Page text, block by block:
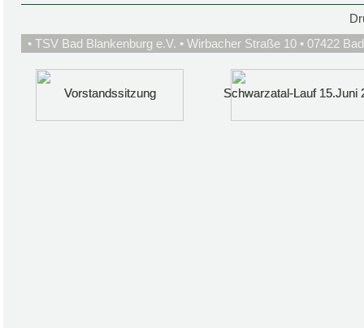
Vorstandssitzung
Vorstandssitzung Schwarzatal-Lauf 15.Juni
Schwarzatal-Lauf 15.Juni
• TSV Bad Blankenburg e.V. • Wirbacher Straße 10 • 07422